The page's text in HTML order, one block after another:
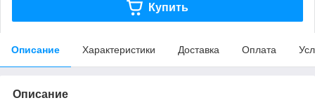
Купить
Описание Характеристики Доставка Оплата
Описание